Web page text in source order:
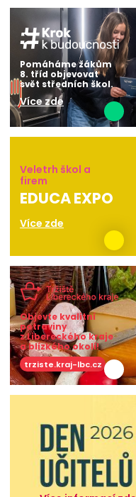
Pomáháme žákům
8. tříd objevovat
svět středních škol.
Více zde
Veletrh škol a
firem
EDUCA EXPO
Více zde
Objevte kvalitní
potraviny
z Libereckého kraje
a blízkého okolí!
trziste.kraj-lbc.cz